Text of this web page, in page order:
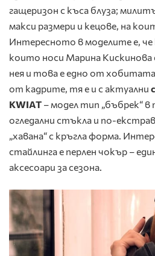
гащеризон с къса блуза;
макси размери и кецове, на
Интересното в моделите е,
които носи Марина Кискинова
нея и това е едно от
от кадрите, тя е и с актуални
KWIAT – модел тип „бъбрек“
огледални стъкла и по-
„хавана“ с кръгла форма.
стайлинга е перлен чокър –
аксесоари за сезона.